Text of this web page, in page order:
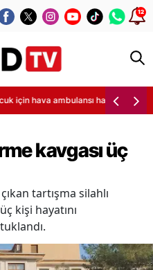
12
için hava ambulansı havalandı
kavgası üç
tartışma silahlı
kişi hayatını